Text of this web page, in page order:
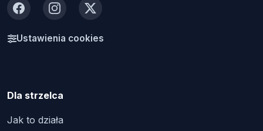
FacebookInstagram
X
Ustawienia cookies
Dla strzelca
Jak to działa